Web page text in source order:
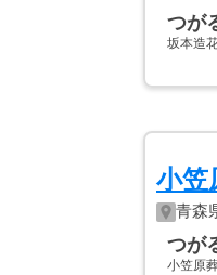
つが
坂本造
小笠
青森
つが
小笠原